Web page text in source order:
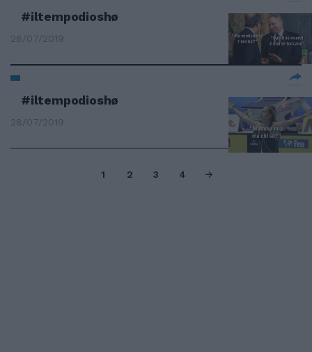
#iltempodioshø
28/07/2019
#iltempodioshø
28/07/2019
1 2 3 4